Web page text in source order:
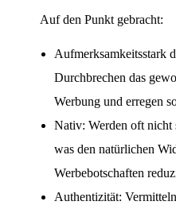
Auf den Punkt gebracht:
Aufmerksamkeitsstark
Durchbrechen das
Werbung und erregen
Nativ: Werden oft nicht
was den natürlichen
Werbebotschaften
Authentizität: